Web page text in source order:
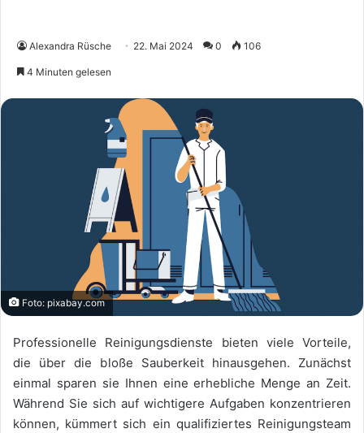
Alexandra Rüsche 22. Mai 2024 0 106
4 Minuten gelesen
Foto: pixabay.com
Professionelle Reinigungsdienste bieten viele Vorteile,
die über die bloße Sauberkeit hinausgehen. Zunächst
einmal sparen sie Ihnen eine erhebliche Menge an Zeit.
Während Sie sich auf wichtigere Aufgaben konzentrieren
können, kümmert sich ein qualifiziertes Reinigungsteam